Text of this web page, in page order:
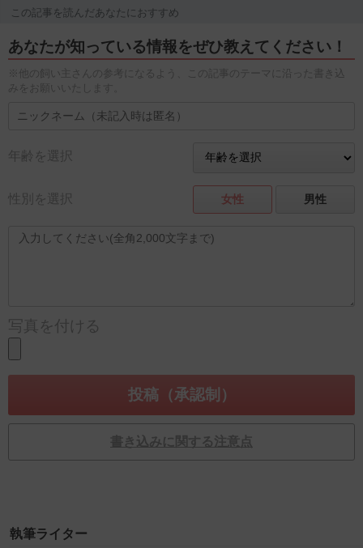
この記事を読んだあなたにおすすめ
あなたが知っている情報をぜひ教えてください！
※他の飼い主さんの参考になるよう、この記事のテーマに沿った書き込
みをお願いいたします。
年齢を選択
性別を選択 女性 男性
写真を付ける
書き込みに関する注意点
執筆ライター